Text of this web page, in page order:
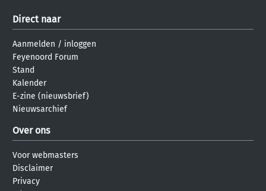
Direct naar
Aanmelden / inloggen
Feyenoord Forum
Stand
Kalender
E-zine (nieuwsbrief)
Nieuwsarchief
Over ons
Voor webmasters
Disclaimer
Privacy